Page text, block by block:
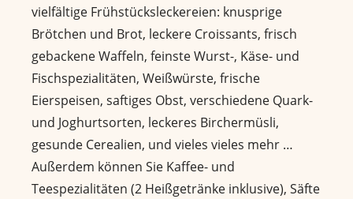
vielfältige Frühstücksleckereien: knusprige
Brötchen und Brot, leckere Croissants, frisch
gebackene Waffeln, feinste Wurst-, Käse- und
Fischspezialitäten, Weißwürste, frische
Eierspeisen, saftiges Obst, verschiedene Quark-
und Joghurtsorten, leckeres Birchermüsli,
gesunde Cerealien, und vieles vieles mehr …
Außerdem können Sie Kaffee- und
Teespezialitäten (2 Heißgetränke inklusive), Säfte